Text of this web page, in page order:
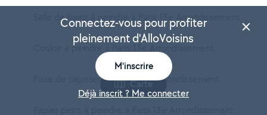
Salle de bains à peindre à Paris 13e Arrondissement
Couloir à peindre à Paris 13e Arrondissement
Pose de tapisserie à Paris 13e Arrondissement
Carte
Connectez-vous pour profiter
pleinement d'AlloVoisins
M'inscrire
Déjà inscrit ? Me connecter